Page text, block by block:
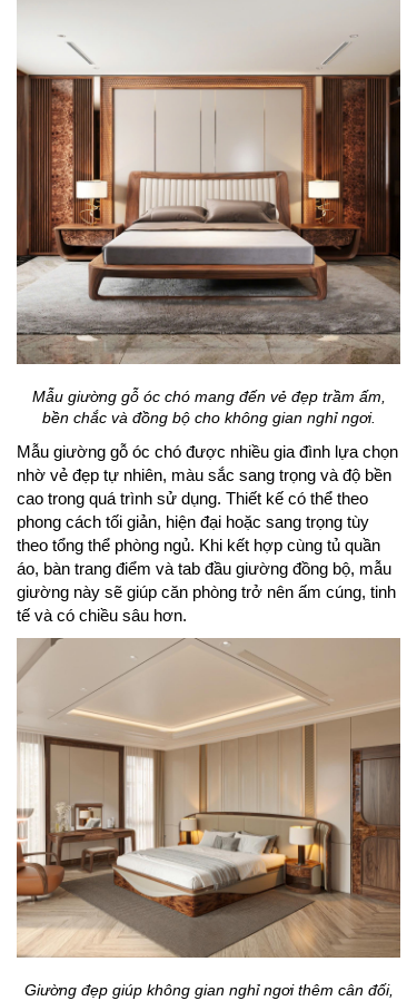
Mẫu giường gỗ óc chó mang đến vẻ đẹp trầm ấm,
bền chắc và đồng bộ cho không gian nghỉ ngơi.
Mẫu giường gỗ óc chó được nhiều gia đình lựa chọn
nhờ vẻ đẹp tự nhiên, màu sắc sang trọng và độ bền
cao trong quá trình sử dụng. Thiết kế có thể theo
phong cách tối giản, hiện đại hoặc sang trọng tùy
theo tổng thể phòng ngủ. Khi kết hợp cùng tủ quần
áo, bàn trang điểm và tab đầu giường đồng bộ, mẫu
giường này sẽ giúp căn phòng trở nên ấm cúng, tinh
tế và có chiều sâu hơn.
Giường đẹp giúp không gian nghỉ ngơi thêm cân đối,